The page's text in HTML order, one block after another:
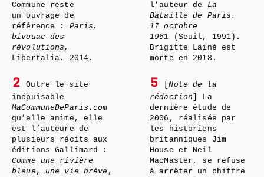
Commune reste
un ouvrage de
référence : Paris,
bivouac des
révolutions,
Libertalia, 2014.
2
Outre le site
inépuisable
MaCommuneDeParis.com
qu’elle anime, elle
est l’auteure de
plusieurs récits aux
éditions Gallimard :
Comme une rivière
bleue , une vie brève ,
l’auteur de La
Bataille de Paris.
17 octobre
1961
(Seuil, 1991).
Brigitte Lainé est
morte en 2018.
5 [Note de la
rédaction ] La
dernière étude de
2006, réalisée par
les historiens
britanniques Jim
House et Neil
MacMaster, se refuse
à arrêter un chiffre